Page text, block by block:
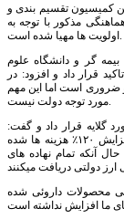
کمیسیون تقسیم بندی و
مذکور با توجه به
اولویت ها مهیا شده است.
گر و دانشگاه علوم
قرار داد و افزود: در
ضروری است اما این مهم
مورد توجه دولت نیست.
گلایه قرار داد و گفت:
یکسری از نهاده های ما با ارز آزاد تهیه می شود و منجر به افزایش ۱۲۰٪ هزینه ها شده
آنکه تمام نهاده های
محصولات داروئی شده